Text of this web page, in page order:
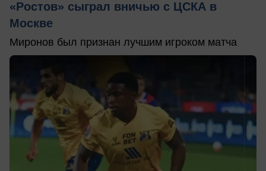
«Ростов» сыграл вничью с ЦСКА в
Москве
Миронов был признан лучшим игроком матча